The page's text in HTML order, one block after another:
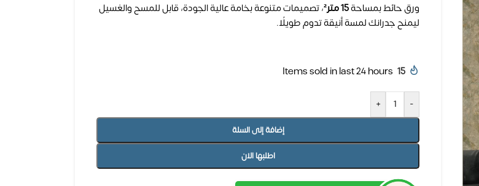
ورق حائط بمساحة15 متر²
، تصميمات متنوعة بخامة عالية الجودة، قابل للمسح والغسيل
ليمنح جدرانك لمسة أنيقة تدوم طويلًا.
15
Items sold in last 24 hours
-
+
إضافة إلى السلة
اطلبها الان